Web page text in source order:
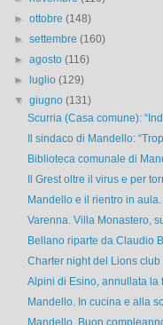
►ottobre(148)
►settembre(160)
►agosto(116)
►
luglio(129)
▼giugno(131)
Scurria (Casa comune):
Il sindaco di Mandello:
Biblioteca comunale di
Il Grest oltre il virus e per
Mandello e il rientro in
Varenna. Villa Monastero,
Bellano riparte da Claudio
Charter night del Lions
Alpini di Esino, annullata la
Mandello. In cucina e alla
Mandello. Buon